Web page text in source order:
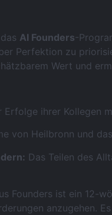
AI Founders-
Perfektion zu
Wert und
Erfolge ihrer Kollegen
von Heilbronn und
Das Teilen des
Founders ist ein 12-
anzugehen.